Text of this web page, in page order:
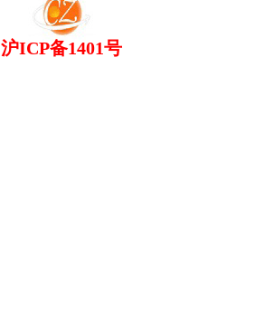
沪ICP备1401号